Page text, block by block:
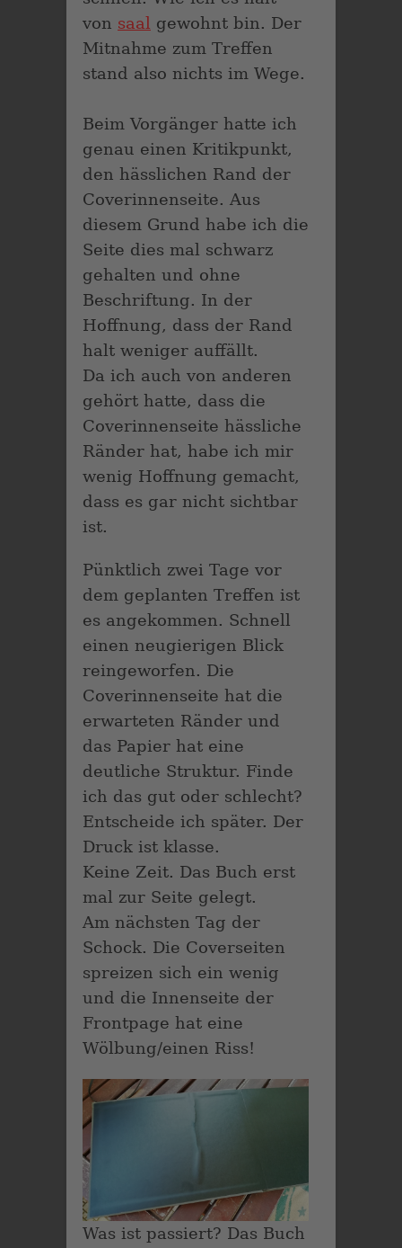
von saal gewohnt bin. Der
Mitnahme zum Treffen
stand also nichts im Wege.
Beim Vorgänger hatte ich
genau einen Kritikpunkt,
den hässlichen Rand der
Coverinnenseite. Aus
diesem Grund habe ich die
Seite dies mal schwarz
gehalten und ohne
Beschriftung. In der
Hoffnung, dass der Rand
halt weniger auffällt.
Da ich auch von anderen
gehört hatte, dass die
Coverinnenseite hässliche
Ränder hat, habe ich mir
wenig Hoffnung gemacht,
dass es gar nicht sichtbar
ist.
Pünktlich zwei Tage vor
dem geplanten Treffen ist
es angekommen. Schnell
einen neugierigen Blick
reingeworfen. Die
Coverinnenseite hat die
erwarteten Ränder und
das Papier hat eine
deutliche Struktur. Finde
ich das gut oder schlecht?
Entscheide ich später. Der
Druck ist klasse.
Keine Zeit. Das Buch erst
mal zur Seite gelegt.
Am nächsten Tag der
Schock. Die Coverseiten
spreizen sich ein wenig
und die Innenseite der
Frontpage hat eine
Wölbung/einen Riss!
Was ist passiert? Das Buch